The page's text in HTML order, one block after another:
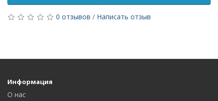
0 отзывов / Написать отзыв
Информация
О нас